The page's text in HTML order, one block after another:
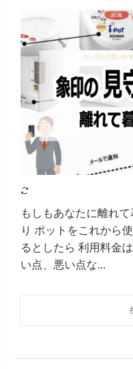
もしもあなたに離れ
り ポットをこれから
るとしたら 利用料金
い点、悪い点な...